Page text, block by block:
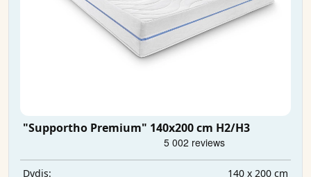
"Supportho Premium" 140x200 cm H2/H3
Dydis:
140 x 200 cm